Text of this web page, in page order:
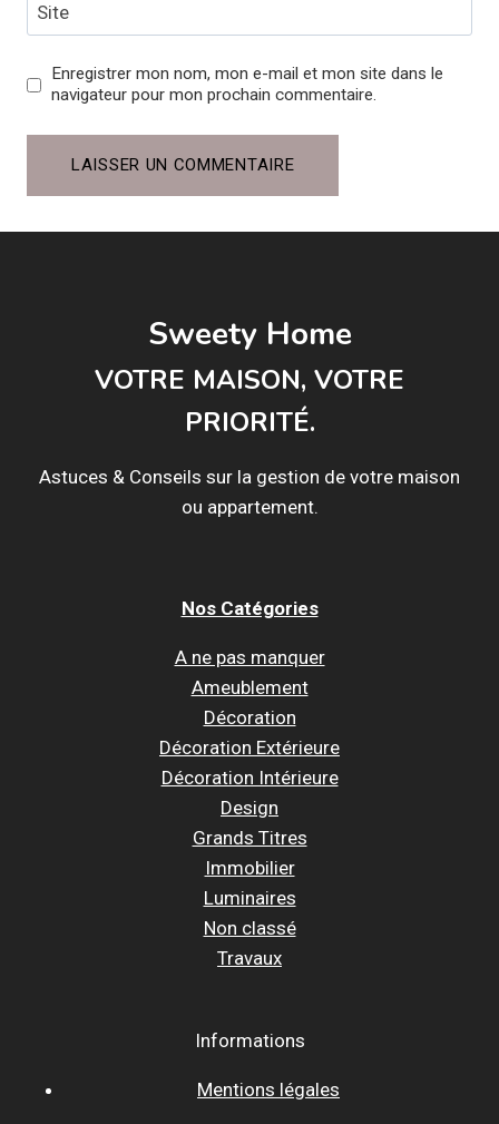
Site
Enregistrer mon nom, mon e-mail et mon site dans le
navigateur pour mon prochain commentaire.
Sweety Home
VOTRE MAISON, VOTRE
PRIORITÉ.
Astuces & Conseils sur la gestion de votre maison
ou appartement.
Nos Catégories
A ne pas manquer
Ameublement
Décoration
Décoration Extérieure
Décoration Intérieure
Design
Grands Titres
Immobilier
Luminaires
Non classé
Travaux
Informations
Mentions légales